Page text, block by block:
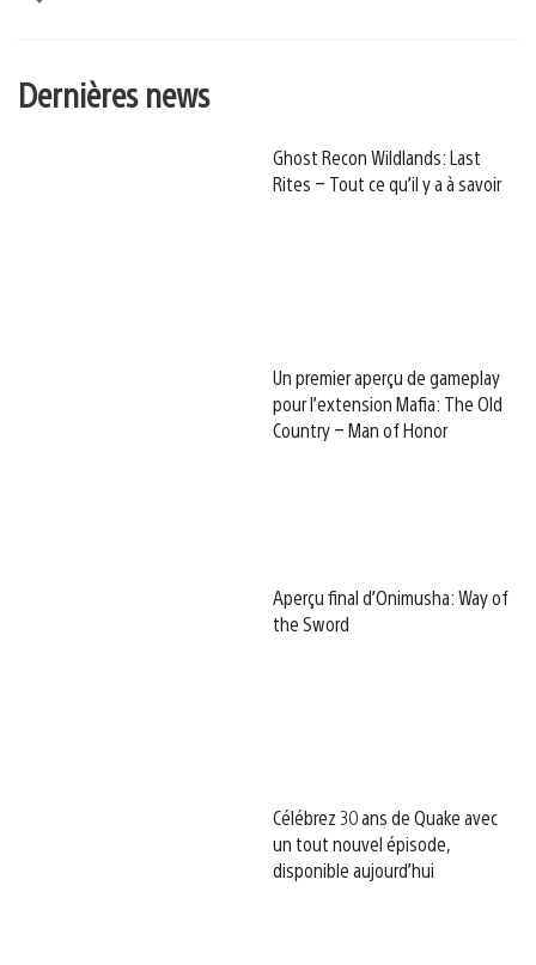
Dernières news
Ghost Recon Wildlands: Last
Rites – Tout ce qu’il y a à savoir
Un premier aperçu de gameplay
pour l’extension Mafia: The Old
Country – Man of Honor
Aperçu final d’Onimusha: Way of
the Sword
Célébrez 30 ans de Quake avec
un tout nouvel épisode,
disponible aujourd’hui